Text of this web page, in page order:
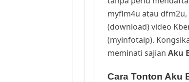
myflm4u atau
(download) video
(myinfotaip).
meminati sajian Aku
Cara Tonton Aku